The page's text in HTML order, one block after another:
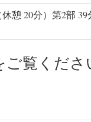
憩 20分）第2部 39
ご覧くださ